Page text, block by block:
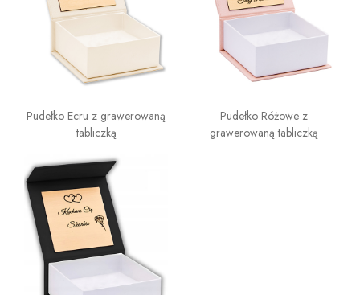
Pudełko Ecru z grawerowaną
tabliczką
Pudełko Różowe z
grawerowaną tabliczką